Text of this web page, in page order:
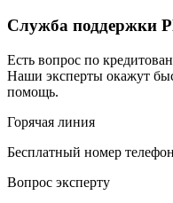
Служба поддержки
Есть вопрос по
Наши эксперты окажут
помощь.
Горячая линия
Бесплатный номер
Вопрос эксперту